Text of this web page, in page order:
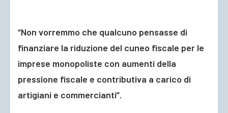
“Non vorremmo che qualcuno pensasse di
finanziare la riduzione del cuneo fiscale per le
imprese monopoliste con aumenti della
pressione fiscale e contributiva a carico di
artigiani e commercianti”.